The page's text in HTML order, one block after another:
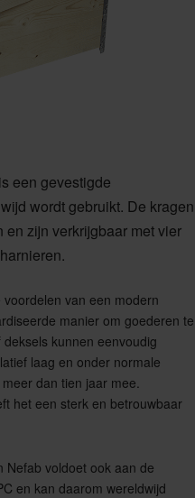
een gevestigde
wordt gebruikt. De kragen
zijn verkrijgbaar met vier
van een modern
manier om goederen te
kunnen eenvoudig
laag en onder normale
dan tien jaar mee.
het een sterk en betrouwbaar
Nefab voldoet ook aan de
en kan daarom wereldwijd